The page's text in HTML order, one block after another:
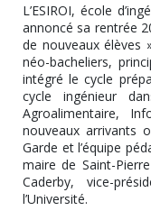
L’ESIROI, école
annoncé sa rentrée
de nouveaux élèves
néo-bacheliers,
intégré le cycle
cycle ingénieur
Agroalimentaire,
nouveaux arrivants
Garde et l’équipe
maire de Saint-
Caderby, vice-
l’Université.